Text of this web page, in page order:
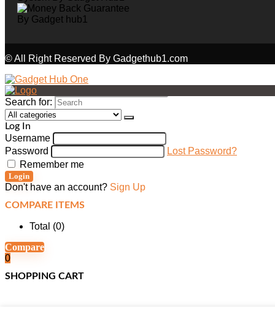
© All Right Reserved By Gadgethub1.com
Search for:
Log In
Username
Password
Lost Password?
Remember me
Login
Don't have an account? Sign Up
COMPARE ITEMS
Total (0)
Compare
0
SHOPPING CART